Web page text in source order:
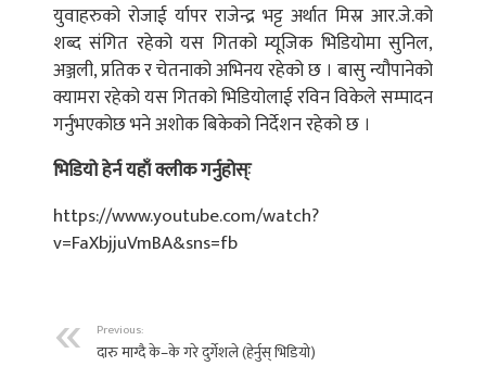
युवाहरुको रोजाई र्यापर राजेन्द्र भट्ट अर्थात मिस्र आर.जे.को
शब्द संगित रहेको यस गितको म्यूजिक भिडियोमा सुनिल,
अञ्जली, प्रतिक र चेतनाको अभिनय रहेको छ । बासु न्यौपानेको
क्यामरा रहेको यस गितको भिडियोलाई रविन विकेले सम्पादन
गर्नुभएकोछ भने अशोक बिकेको निर्देशन रहेको छ ।
भिडियो हेर्न यहाँ क्लीक गर्नुहोस्ः
https://www.youtube.com/watch?
v=FaXbjjuVmBA&sns=fb
Previous:
दारु माग्दै के–के गरे दुर्गेशले (हेर्नुस् भिडियो)